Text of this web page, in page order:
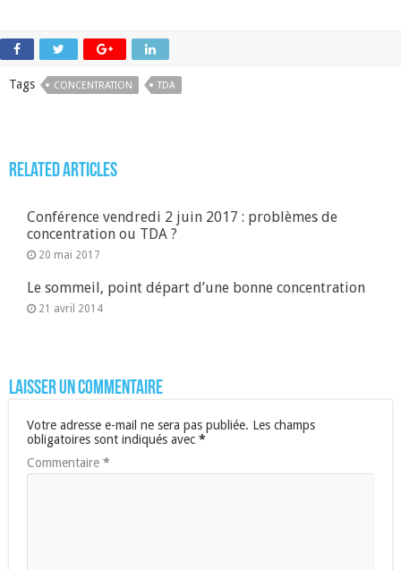
Tags CONCENTRATION TDA
Related Articles
Conférence vendredi 2 juin 2017 : problèmes de
concentration ou TDA ?
20 mai 2017
Le sommeil, point départ d’une bonne concentration
21 avril 2014
Laisser un commentaire
Votre adresse e-mail ne sera pas publiée. Les champs
obligatoires sont indiqués avec *
Commentaire *